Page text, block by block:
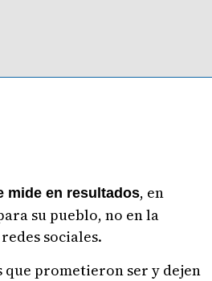
mide en resultados, en
su pueblo, no en la
sociales.
que prometieron ser y dejen